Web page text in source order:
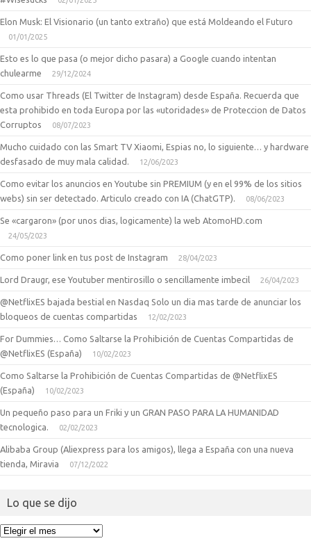
Elon Musk: El Visionario (un tanto extraño) que está Moldeando el Futuro
01/01/2025
Esto es lo que pasa (o mejor dicho pasara) a Google cuando intentan
chulearme
29/12/2024
Como usar Threads (El Twitter de Instagram) desde España. Recuerda que
esta prohibido en toda Europa por las «utoridades» de Proteccion de Datos
Corruptos
08/07/2023
Mucho cuidado con las Smart TV Xiaomi, Espias no, lo siguiente… y hardware
desfasado de muy mala calidad.
12/06/2023
Como evitar los anuncios en Youtube sin PREMIUM (y en el 99% de los sitios
webs) sin ser detectado. Articulo creado con IA (ChatGTP).
08/06/2023
Se «cargaron» (por unos dias, logicamente) la web AtomoHD.com
24/05/2023
Como poner link en tus post de Instagram 28/04/2023
Lord Draugr, ese Youtuber mentirosillo o sencillamente imbecil 26/04/2023
@NetflixES bajada bestial en Nasdaq Solo un dia mas tarde de anunciar los
bloqueos de cuentas compartidas
12/02/2023
For Dummies… Como Saltarse la Prohibición de Cuentas Compartidas de
@NetflixES (España)
10/02/2023
Como Saltarse la Prohibición de Cuentas Compartidas de @NetflixES
(España)
10/02/2023
Un pequeño paso para un Friki y un GRAN PASO PARA LA HUMANIDAD
tecnologica.
02/02/2023
Alibaba Group (Aliexpress para los amigos), llega a España con una nueva
tienda, Miravia
07/12/2022
Lo que se dijo
Lo